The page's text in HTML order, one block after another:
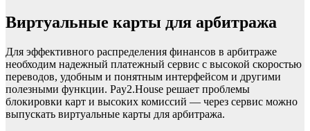
Виртуальные карты для арбитража
Для эффективного распределения финансов в арбитраже
необходим надежный платежный сервис с высокой скоростью
переводов, удобным и понятным интерфейсом и другими
полезными функции. Pay2.House решает проблемы
блокировки карт и высоких комиссий — через сервис можно
выпускать виртуальные карты для арбитража.